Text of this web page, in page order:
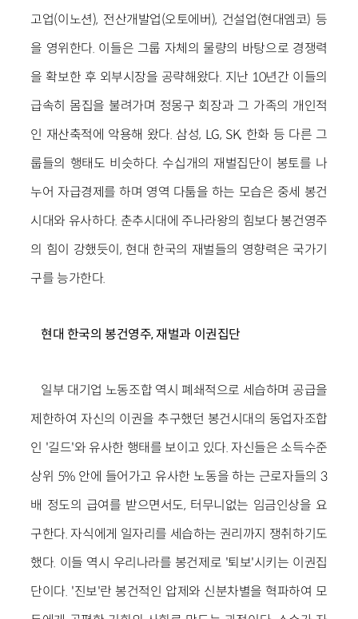
고업(이노션), 전산개발업(오토에버), 건설업(현대엠코) 등
을 영위한다. 이들은 그룹 자체의 물량의 바탕으로 경쟁력
을 확보한 후 외부시장을 공략해왔다. 지난 10년간 이들의
급속히 몸집을 불려가며 정몽구 회장과 그 가족의 개인적
인 재산축적에 악용해 왔다. 삼성, LG, SK, 한화 등 다른 그
룹들의 행태도 비슷하다. 수십개의 재벌집단이 봉토를 나
누어 자급경제를 하며 영역 다툼을 하는 모습은 중세 봉건
시대와 유사하다. 춘추시대에 주나라왕의 힘보다 봉건영주
의 힘이 강했듯이, 현대 한국의 재벌들의 영향력은 국가기
구를 능가한다.
현대 한국의 봉건영주, 재벌과 이권집단
일부 대기업 노동조합 역시 폐쇄적으로 세습하며 공급을
제한하여 자신의 이권을 추구했던 봉건시대의 동업자조합
인 '길드'와 유사한 행태를 보이고 있다. 자신들은 소득수준
상위 5% 안에 들어가고 유사한 노동을 하는 근로자들의 3
배 정도의 급여를 받으면서도, 터무니없는 임금인상을 요
구한다. 자식에게 일자리를 세습하는 권리까지 쟁취하기도
했다. 이들 역시 우리나라를 봉건제로 '퇴보'시키는 이권집
단이다. '진보'란 봉건적인 압제와 신분차별을 혁파하여 모